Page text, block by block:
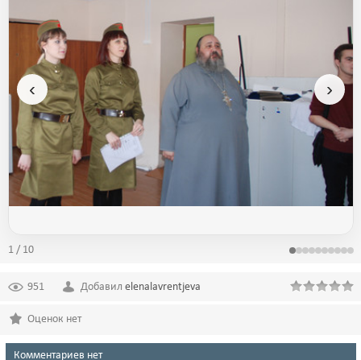
‹ ›
1 / 10
951 Добавил elenalavrentjeva
Оценок нет
Комментариев нет